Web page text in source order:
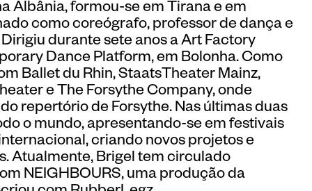
Albânia, formou-se em Tirana e em
como coreógrafo, professor de dança e
durante sete anos a Art Factory
Dance Platform, em Bolonha. Como
Ballet du Rhin, StaatsTheater Mainz,
e The Forsythe Company, onde
repertório de Forsythe. Nas últimas duas
o mundo, apresentando-se em festivais
criando novos projetos e
Atualmente, Brigel tem circulado
NEIGHBOURS, uma produção da